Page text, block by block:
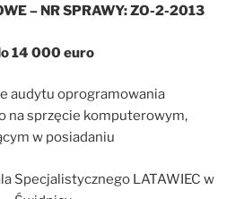
– NR SPRAWY: ZO-2-2013
14 000 euro
audytu oprogramowania
na sprzęcie komputerowym,
w posiadaniu
Specjalistycznego LATAWIEC w